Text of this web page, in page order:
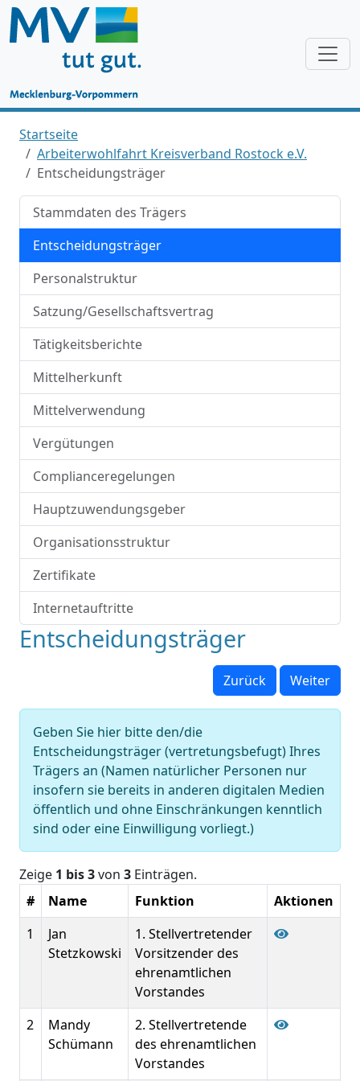
Startseite
Arbeiterwohlfahrt Kreisverband Rostock e.V.
Entscheidungsträger
Stammdaten des Trägers
Entscheidungsträger
Personalstruktur
Satzung/Gesellschaftsvertrag
Tätigkeitsberichte
Mittelherkunft
Mittelverwendung
Vergütungen
Complianceregelungen
Hauptzuwendungsgeber
Organisationsstruktur
Zertifikate
Internetauftritte
Entscheidungsträger
Zurück Weiter
Geben Sie hier bitte den/die
Entscheidungsträger (vertretungsbefugt) Ihres
Trägers an (Namen natürlicher Personen nur
insofern sie bereits in anderen digitalen Medien
öffentlich und ohne Einschränkungen kenntlich
sind oder eine Einwilligung vorliegt.)
Zeige 1 bis 3von 3 Einträgen.
#
Name Funktion
Aktionen
1
Jan
Stetzkowski
1. Stellvertretender
Vorsitzender des
ehrenamtlichen
Vorstandes
2
Mandy
Schümann
2. Stellvertretende
des ehrenamtlichen
Vorstandes